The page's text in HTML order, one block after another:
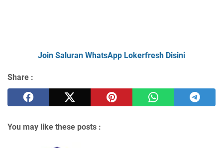
Join Saluran WhatsApp Lokerfresh Disini
Share :
You may like these posts :